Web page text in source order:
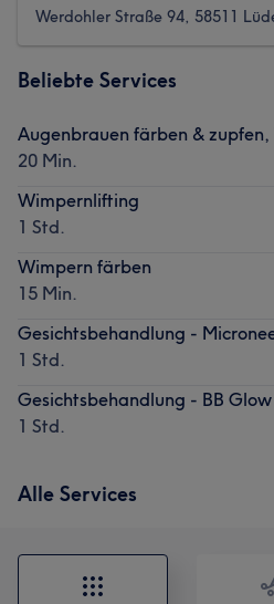
Werdohler Straße 94, 58511
Beliebte Services
Augenbrauen färben &
20 Min.
Wimpernlifting
1 Std.
Wimpern färben
15 Min.
Gesichtsbehandlung -
1 Std.
Gesichtsbehandlung - BB Glow
1 Std.
Alle Services